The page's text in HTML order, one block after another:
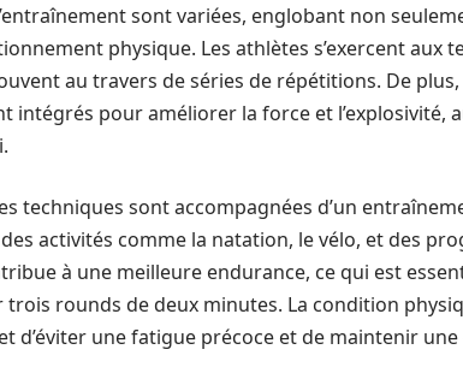
sont variées, englobant non
physique. Les athlètes s’exercent aux
au travers de séries de répétitions. De
intégrés pour améliorer la force et l’explosivité,
techniques sont accompagnées d’un
activités comme la natation, le vélo, et des
à une meilleure endurance, ce qui est
trois rounds de deux minutes. La condition
d’éviter une fatigue précoce et de maintenir